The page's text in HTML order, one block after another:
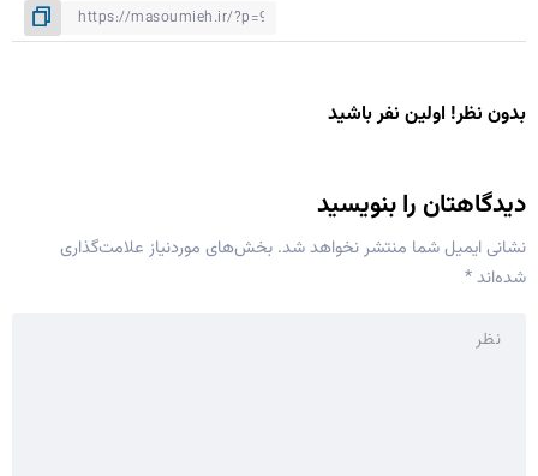
بدون نظر! اولین نفر باشید
دیدگاهتان را بنویسید
نشانی ایمیل شما منتشر نخواهد شد. بخش‌های موردنیاز علامت‌گذاری
شده‌اند*